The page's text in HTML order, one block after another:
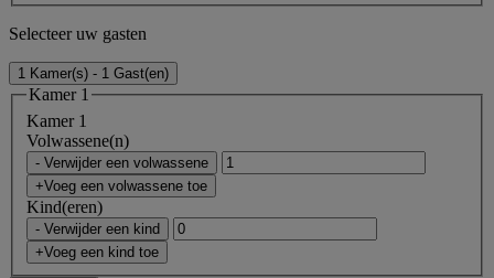
Selecteer uw gasten
1 Kamer(s) - 1 Gast(en)
Kamer 1
Kamer 1
Volwassene(n)
- Verwijder een volwassene
+Voeg een volwassene toe
Kind(eren)
- Verwijder een kind
+Voeg een kind toe